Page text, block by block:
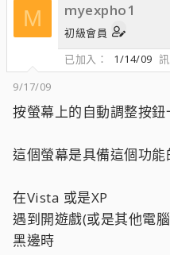
M myexpho1
初級會員
已加入
1/14/09
9/17/09
按螢幕上的自動調整按鈕
這個螢幕是具備這個功能
在Vista 或是XP
遇到開遊戲(或是其他電
黑邊時